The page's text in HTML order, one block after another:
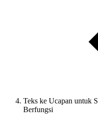
Teks ke Ucapan untuk
Berfungsi